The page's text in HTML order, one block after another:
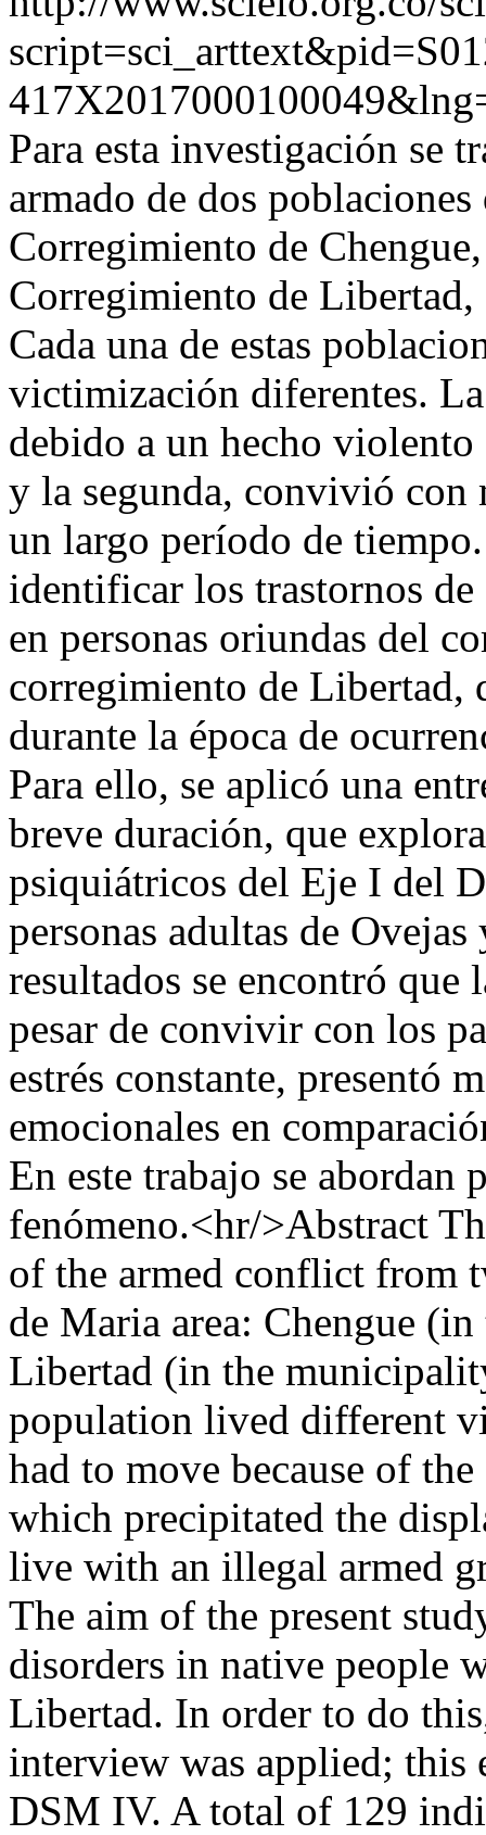
Para esta investigación se
armado de dos
Corregimiento de
Corregimiento de
Cada una de estas
victimización diferentes.
debido a un hecho
y la segunda, convivió con
un largo período de
identificar los trastornos
en personas oriundas del
corregimiento de Libertad,
durante la época de
Para ello, se aplicó una
breve duración, que
psiquiátricos del Eje I del
personas adultas de
resultados se encontró
pesar de convivir con los
estrés constante, presentó
emocionales en
En este trabajo se abordan
fenómeno.<hr/>Abstract
of the armed conflict from
de Maria area: Chengue
Libertad (in the
population lived different
had to move because of
which precipitated the
live with an illegal armed
The aim of the present
disorders in native people
Libertad. In order to do
interview was applied;
DSM IV. A total of 129